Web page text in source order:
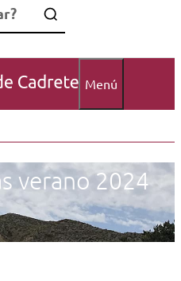
Menú
verano 2024